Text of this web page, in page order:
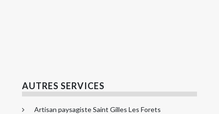
AUTRES SERVICES
Artisan paysagiste Saint Gilles Les Forets